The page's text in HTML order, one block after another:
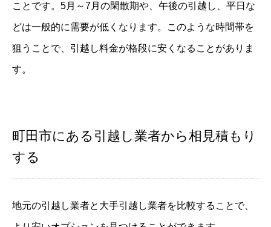
ことです。5月～7月の閑散期や、午後の引越し、平日な
どは一般的に需要が低くなります。このような時間帯を
狙うことで、引越し料金が格段に安くなることがありま
す。
町田市にある引越し業者から相見積もり
する
地元の引越し業者と大手引越し業者を比較することで、